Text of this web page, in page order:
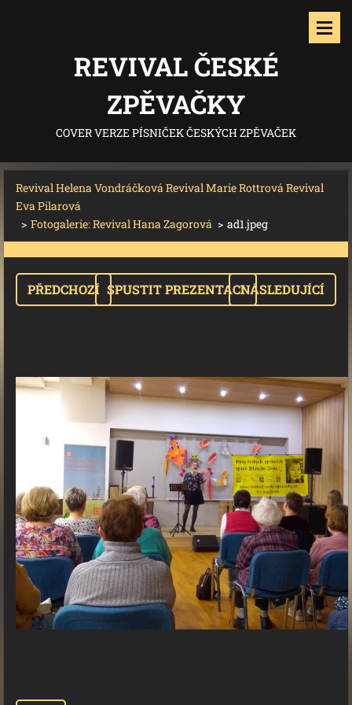
REVIVAL ČESKÉ
ZPĚVAČKY
COVER VERZE PÍSNIČEK ČESKÝCH ZPĚVAČEK
Revival Helena Vondráčková Revival Marie Rottrová Revival
Eva Pilarová
> Fotogalerie: Revival Hana Zagorová > ad1.jpeg
PŘEDCHOZÍ SPUSTIT PREZENTACINÁSLEDUJÍCÍ